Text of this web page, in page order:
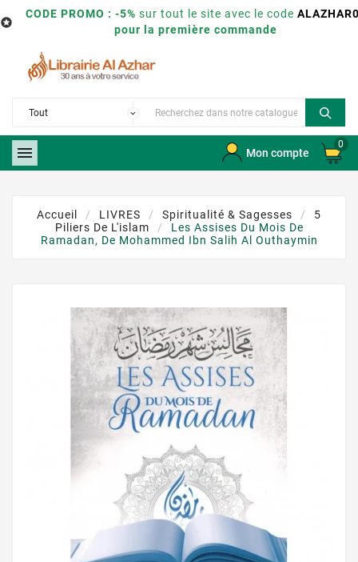

CODE PROMO : -5% sur tout le site avec le code
pour la première commande
 Mon compte
0
Accueil LIVRES Spiritualité & Sagesses
5
Piliers De L'islam
Les Assises Du Mois De
Ramadan, De Mohammed Ibn Salih Al Outhaymin